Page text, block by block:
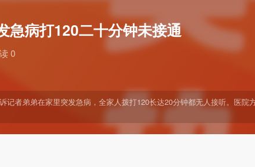
急病打120二十分钟未接通
0
记者弟弟在家里突发急病，全家人拨打120长达20分钟都无人接听。医